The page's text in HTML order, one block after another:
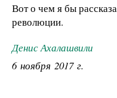
Вот о чем я бы
революции.
Денис Ахалашвили
6 ноября 2017 г.